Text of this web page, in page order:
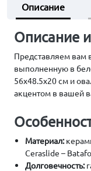
Описание
Описание
Представляем вам
выполненную в
56x48.5x20 см и
акцентом в вашей
Материал:
Ceraslide –
Долговечность: